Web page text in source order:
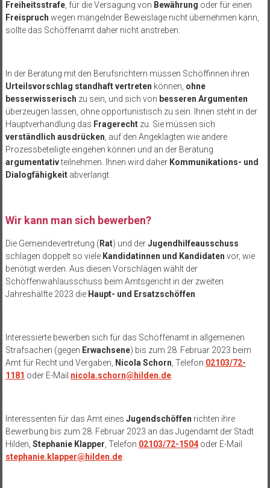
Freiheitsstrafe, für die Versagung von Bewährung oder für einen
Freispruch wegen mangelnder Beweislage nicht übernehmen kann,
sollte das Schöffenamt daher nicht anstreben.
In der Beratung mit den Berufsrichtern müssen Schöffinnen ihren
Urteilsvorschlag standhaft vertreten können, ohne
besserwisserisch zu sein, und sich von besseren Argumenten
überzeugen lassen, ohne opportunistisch zu sein. Ihnen steht in der
Hauptverhandlung das Fragerecht zu. Sie müssen sich
verständlich ausdrücken , auf den Angeklagten wie andere
Prozessbeteiligte eingehen können und an der Beratung
argumentativteilnehmen. Ihnen wird daher Kommunikations- und
Dialogfähigkeitabverlangt.
Wir kann man sich bewerben?
Die Gemeindevertretung ( Rat) und derJugendhilfeausschuss
schlagen doppelt so viele Kandidatinnen und Kandidaten vor, wie
benötigt werden. Aus diesen Vorschlägen wählt der
Schöffenwahlausschuss beim Amtsgericht in der zweiten
Jahreshälfte 2023 die Haupt- und Ersatzschöffen
Interessierte bewerben sich für das Schöffenamt in allgemeinen
Strafsachen (gegen Erwachsene) bis zum 28. Februar 2023 beim
Amt für Recht und Vergaben,
Nicola Schorn , Telefon 02103/72-
1181 oder E-Mail nicola.schorn@hilden.de.
Interessenten für das Amt eines Jugendschöffen richten ihre
Bewerbung bis zum 28. Februar 2023 an das Jugendamt der Stadt
Hilden, Stephanie Klapper , Telefon 02103/72-1504oder E-Mail
stephanie.klapper@hilden.de.